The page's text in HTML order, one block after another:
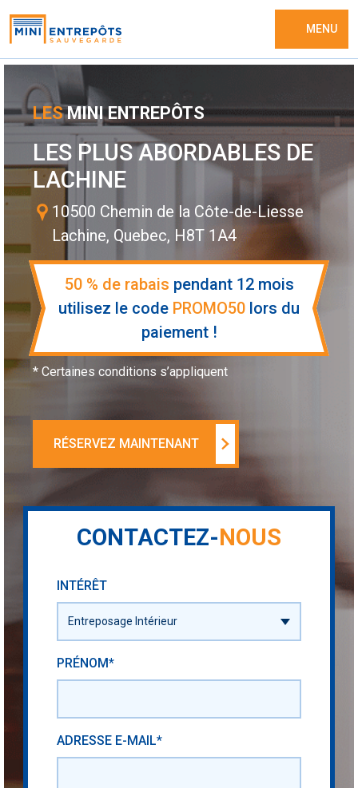
MENU
LESMINI ENTREPÔTS
LES PLUS ABORDABLES DE
LACHINE
10500 Chemin de la Côte-de-Liesse
Lachine, Quebec, H8T 1A4
50 % de rabais pendant 12 mois
utilisez le code PROMO50 lors du
paiement !
* Certaines conditions s’appliquent
RÉSERVEZ MAINTENANT
CONTACTEZ-NOUS
INTÉRÊT
PRÉNOM*
ADRESSE E-MAIL*